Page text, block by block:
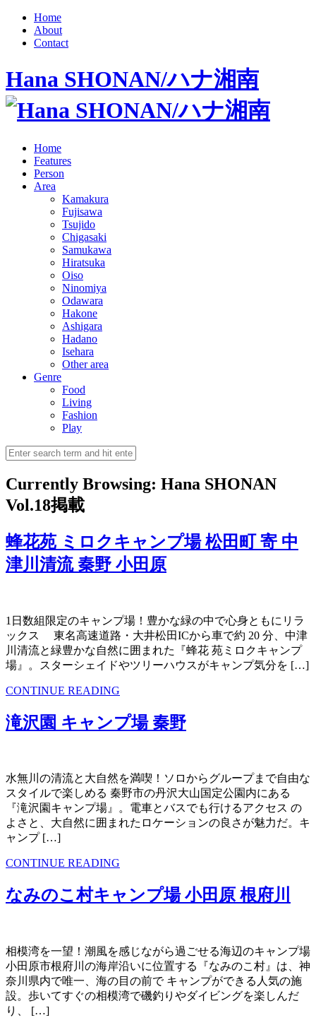
Home
About
Contact
Hana SHONAN/ハナ湘南
Home
Features
Person
Area
Kamakura
Fujisawa
Tsujido
Chigasaki
Samukawa
Hiratsuka
Oiso
Ninomiya
Odawara
Hakone
Ashigara
Hadano
Isehara
Other area
Genre
Food
Living
Fashion
Play
Currently Browsing: Hana SHONAN
Vol.18掲載
蜂花苑 ミロクキャンプ場 松田町 寄 中
津川清流 秦野 小田原
1日数組限定のキャンプ場！豊かな緑の中で心身ともにリラ
ックス 東名高速道路・大井松田ICから車で約 20 分、中津
川清流と緑豊かな自然に囲まれた『蜂花 苑ミロクキャンプ
場』。スターシェイドやツリーハウスがキャンプ気分を […]
CONTINUE READING
滝沢園 キャンプ場 秦野
水無川の清流と大自然を満喫！ソロからグループまで自由な
スタイルで楽しめる 秦野市の丹沢大山国定公園内にある
『滝沢園キャンプ場』。電車とバスでも行けるアクセス の
よさと、大自然に囲まれたロケーションの良さが魅力だ。キ
ャンプ […]
CONTINUE READING
なみのこ村キャンプ場 小田原 根府川
相模湾を一望！潮風を感じながら過ごせる海辺のキャンプ場
小田原市根府川の海岸沿いに位置する『なみのこ村』は、神
奈川県内で唯一、海の目の前で キャンプができる人気の施
設。歩いてすぐの相模湾で磯釣りやダイビングを楽しんだ
り、 […]